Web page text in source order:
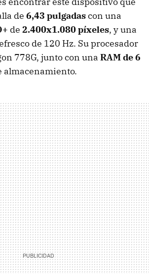
de 6,43 pulgadascon una
de 2.400x1.080 píxeles, y una
de 120 Hz. Su procesador
778G, junto con una RAM de 6
almacenamiento.